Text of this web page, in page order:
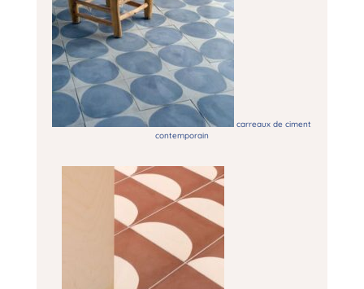
carreaux de ciment
contemporain